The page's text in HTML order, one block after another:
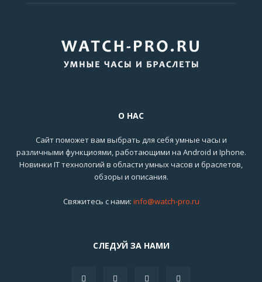
О НАС
Сайт поможет вам выбрать для себя умные часы и
различными функциоями, работающими на Android и Iphone.
Новинки IT технологий в области умных часов и браслетов,
обзоры и описания.
Свяжитесь с нами: info@watch-pro.ru
СЛЕДУЙ ЗА НАМИ